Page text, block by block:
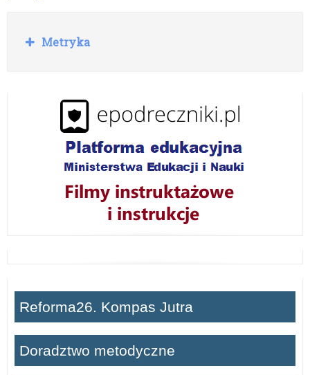
R
o
Metryka
Reforma26. Kompas Jutra
Doradztwo metodyczne